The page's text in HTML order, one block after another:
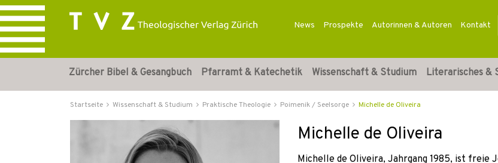
News Prospekte Autorinnen & Autoren Kontakt
Zürcher Bibel & Gesangbuch Pfarramt & Katechetik Wissenschaft & Studium Literarisches &
Startseite Wissenschaft & Studium Praktische Theologie Poimenik / Seelsorge Michelle de Oliveira
Michelle de Oliveira
Michelle de Oliveira, Jahrgang 1985, ist